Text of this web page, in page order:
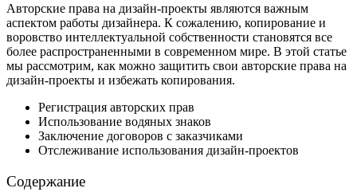
Авторские права на дизайн-проекты являются важным
аспектом работы дизайнера. К сожалению, копирование и
воровство интеллектуальной собственности становятся все
более распространенными в современном мире. В этой статье
мы рассмотрим, как можно защитить свои авторские права на
дизайн-проекты и избежать копирования.
Регистрация авторских прав
Использование водяных знаков
Заключение договоров с заказчиками
Отслеживание использования дизайн-проектов
Содержание